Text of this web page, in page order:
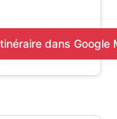
dans Google